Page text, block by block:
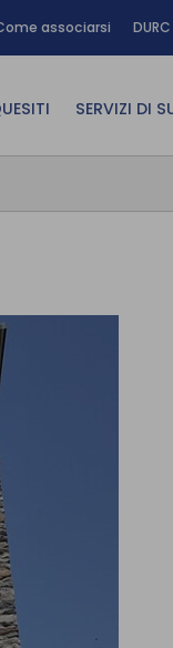
associarsi
SERVIZI DI
Area